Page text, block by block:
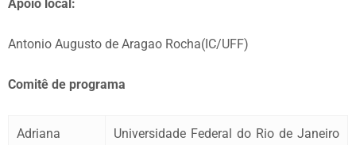
Apoio local:
Antonio Augusto de Aragao Rocha(IC/UFF)
Comitê de programa
Adriana
Universidade Federal do Rio de Janeiro